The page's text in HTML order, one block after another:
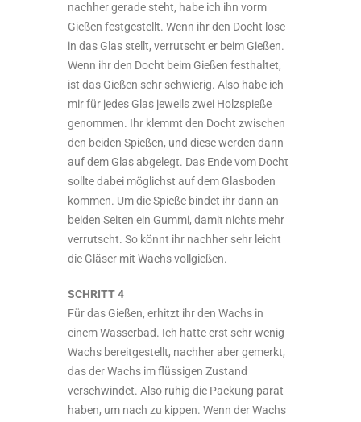
nachher gerade steht, habe ich ihn vorm
Gießen festgestellt. Wenn ihr den Docht lose
in das Glas stellt, verrutscht er beim Gießen.
Wenn ihr den Docht beim Gießen festhaltet,
ist das Gießen sehr schwierig. Also habe ich
mir für jedes Glas jeweils zwei Holzspieße
genommen. Ihr klemmt den Docht zwischen
den beiden Spießen, und diese werden dann
auf dem Glas abgelegt. Das Ende vom Docht
sollte dabei möglichst auf dem Glasboden
kommen. Um die Spieße bindet ihr dann an
beiden Seiten ein Gummi, damit nichts mehr
verrutscht. So könnt ihr nachher sehr leicht
die Gläser mit Wachs vollgießen.
SCHRITT 4
Für das Gießen, erhitzt ihr den Wachs in
einem Wasserbad. Ich hatte erst sehr wenig
Wachs bereitgestellt, nachher aber gemerkt,
das der Wachs im flüssigen Zustand
verschwindet. Also ruhig die Packung parat
haben, um nach zu kippen. Wenn der Wachs